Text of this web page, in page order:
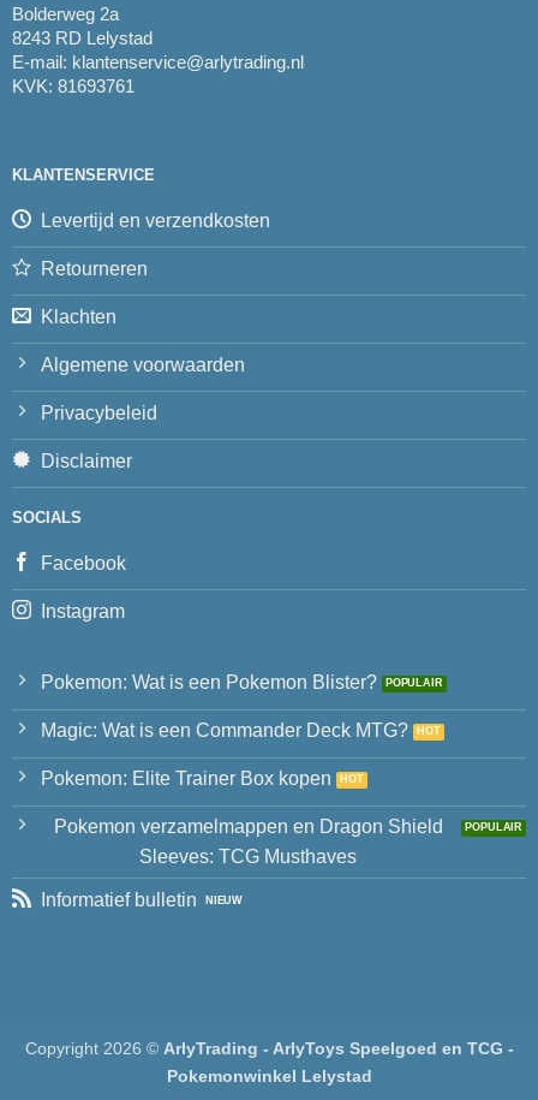
Bolderweg 2a
8243 RD Lelystad
E-mail: klantenservice@arlytrading.nl
KVK: 81693761
KLANTENSERVICE
Levertijd en verzendkosten
Retourneren
Klachten
Algemene voorwaarden
Privacybeleid
Disclaimer
SOCIALS
Facebook
Instagram
Pokemon: Wat is een Pokemon Blister?
Magic: Wat is een Commander Deck MTG?
Pokemon: Elite Trainer Box kopen
Pokemon verzamelmappen en Dragon Shield
Sleeves: TCG Musthaves
Informatief bulletin
Copyright 2026 © ArlyTrading - ArlyToys Speelgoed en TCG -
Pokemonwinkel Lelystad